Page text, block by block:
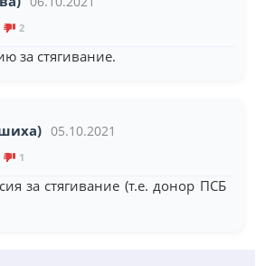
2
за стягивание.
05.10.2021
1
за стягивание (т.е. донор ПСБ